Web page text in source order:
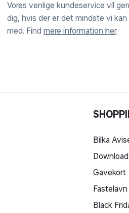
Vores venlige kundeservice vil
dig, hvis der er det mindste vi
med. Find mere information her.
Bilka
Gavekort
Fastelavn
Black